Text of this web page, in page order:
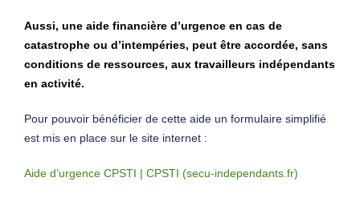
Aussi, une aide financière d’urgence en cas de
catastrophe ou d’intempéries, peut être accordée, sans
conditions de ressources, aux travailleurs indépendants
en activité.
Pour pouvoir bénéficier de cette aide un formulaire simplifié
est mis en place sur le site internet :
Aide d’urgence CPSTI | CPSTI (secu-independants.fr)